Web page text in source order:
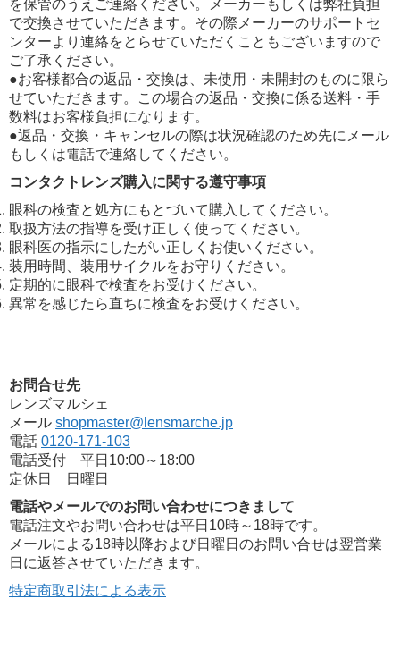
を保管のうえご連絡ください。メーカーもしくは弊社負担
で交換させていただきます。その際メーカーのサポートセ
ンターより連絡をとらせていただくこともございますので
ご了承ください。
●お客様都合の返品・交換は、未使用・未開封のものに限ら
せていただきます。この場合の返品・交換に係る送料・手
数料はお客様負担になります。
●返品・交換・キャンセルの際は状況確認のため先にメール
もしくは電話で連絡してください。
コンタクトレンズ購入に関する遵守事項
眼科の検査と処方にもとづいて購入してください。
取扱方法の指導を受け正しく使ってください。
眼科医の指示にしたがい正しくお使いください。
装用時間、装用サイクルをお守りください。
定期的に眼科で検査をお受けください。
異常を感じたら直ちに検査をお受けください。
お問合せ先
レンズマルシェ
メール shopmaster@lensmarche.jp
電話 0120-171-103
電話受付 平日10:00～18:00
定休日 日曜日
電話やメールでのお問い合わせにつきまして
電話注文やお問い合わせは平日10時～18時です。
メールによる18時以降および日曜日のお問い合せは翌営業
日に返答させていただきます。
特定商取引法による表示